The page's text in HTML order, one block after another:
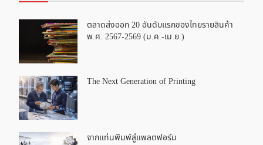
ตลาดส่งออก 20 อันดับแรกของไทยรายสินค้า
พ.ศ. 2567-2569 (ม.ค.-เม.ย.)
The Next Generation of Printing
จากแท่นพิมพ์สู่แพลตฟอร์ม